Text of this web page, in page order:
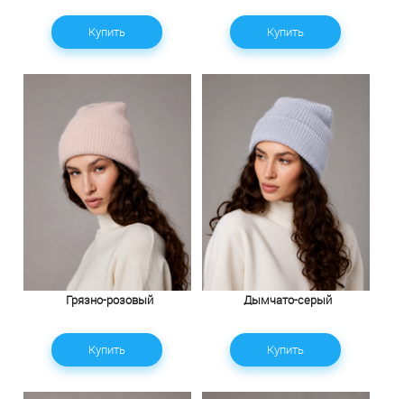
Купить Купить
Грязно-розовый
Купить
Дымчато-серый
Купить